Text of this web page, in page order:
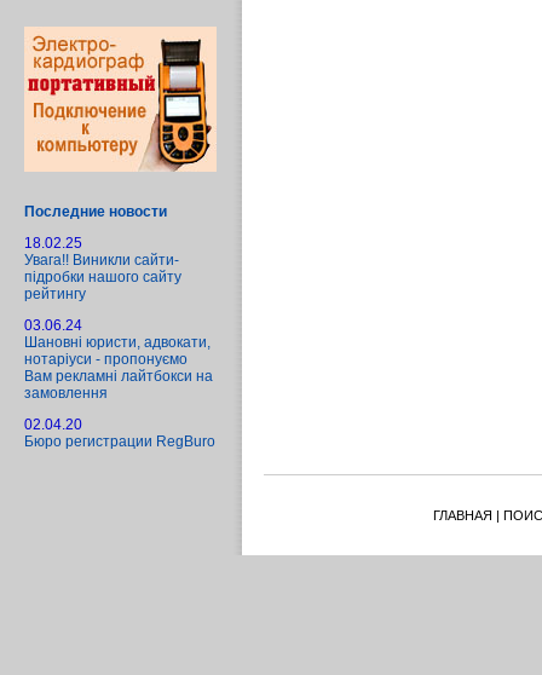
Последние новости
18.02.25
Увага!! Виникли сайти-
підробки нашого сайту
рейтингу
03.06.24
Шановні юристи, адвокати,
нотаріуси - пропонуємо
Вам рекламні лайтбокси на
замовлення
02.04.20
Бюро регистрации RegBuro
ГЛАВНАЯ |